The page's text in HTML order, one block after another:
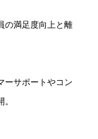
の満足度向上と離
ーサポートやコン